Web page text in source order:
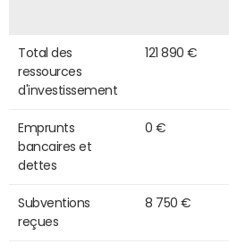
Total des
ressources
d'investissement
121 890 €
Emprunts
bancaires et
dettes
0 €
Subventions
reçues
8 750 €